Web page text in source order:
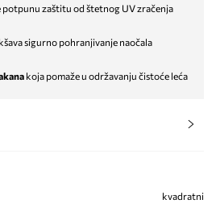
potpunu zaštitu od štetnog UV zračenja
sigurno pohranjivanje naočala
koja pomaže u održavanju čistoće leća
kvadratni